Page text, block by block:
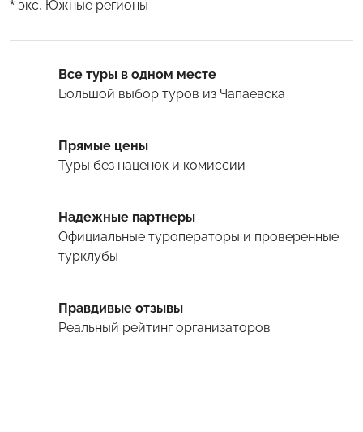
* экс. Южные регионы
Все туры в одном месте
Большой выбор туров из Чапаевска
Прямые цены
Туры без наценок и комиссии
Надежные партнеры
Официальные туроператоры и проверенные
турклубы
Правдивые отзывы
Реальный рейтинг организаторов